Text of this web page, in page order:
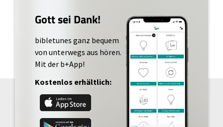
Gott sei Dank!
bibletunes ganz bequem
von unterwegs aus hören.
Mit der b+App!
Kostenlos erhältlich: